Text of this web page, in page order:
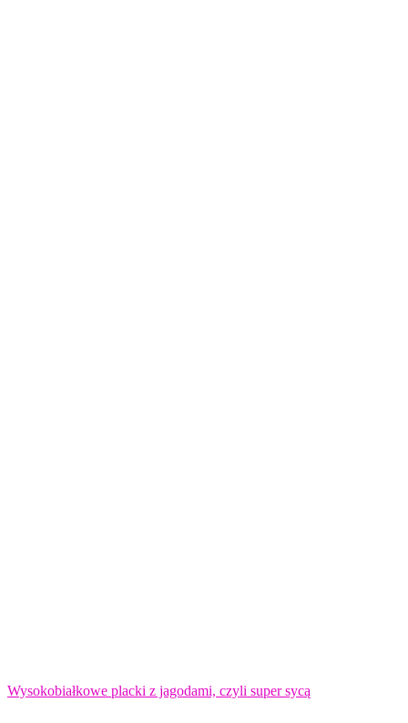
Wysokobiałkowe placki z jagodami, czyli super sycą